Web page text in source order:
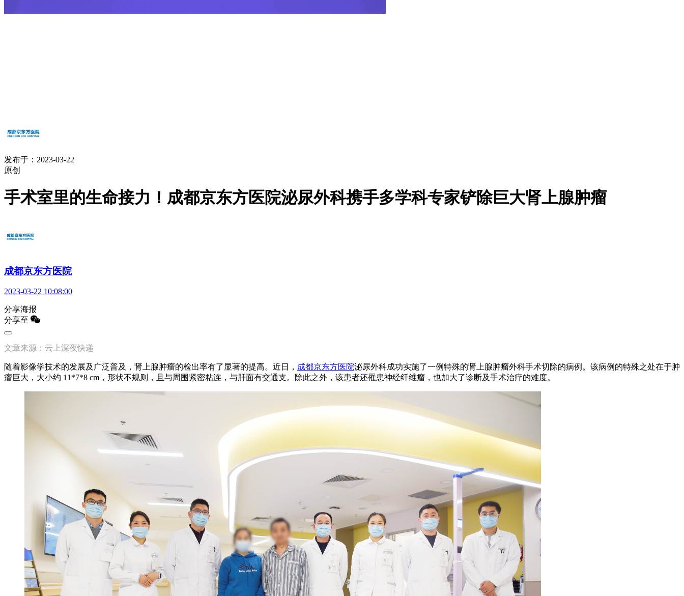
发布于：2023-03-22
原创
手术室里的生命接力！成都京东方医院泌尿外科携手多学科专家铲除巨大肾上腺肿瘤
成都京东方医院
2023-03-22 10:08:00
分享海报
分享至
文章来源：云上深夜快递
随着影像学技术的发展及广泛普及，肾上腺肿瘤的检出率有了显著的提高。近日， 成都京东方医院泌尿外科成功实施了一例特殊的肾上腺肿瘤外科手术切除的病例。该病例的特殊之处在于肿
瘤巨大，大小约 11*7*8 cm，形状不规则，且与周围紧密粘连，与肝面有交通支。除此之外，该患者还罹患神经纤维瘤，也加大了诊断及手术治疗的难度。